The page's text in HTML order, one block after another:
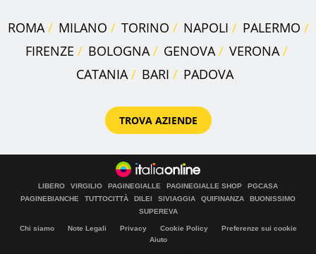
ROMA MILANO TORINO NAPOLI
PALERMO
FIRENZE
BOLOGNA GENOVA
VERONA
CATANIA
BARI PADOVA
TROVA AZIENDE
LIBERO VIRGILIO PAGINEGIALLE PAGINEGIALLE SHOP
PGCASA
PAGINEBIANCHE
TUTTOCITTÀ DILEI SIVIAGGIA QUIFINANZA
BUONISSIMO
SUPEREVA
Chi siamo Note Legali Privacy Cookie Policy
Preferenze sui cookie
Aiuto